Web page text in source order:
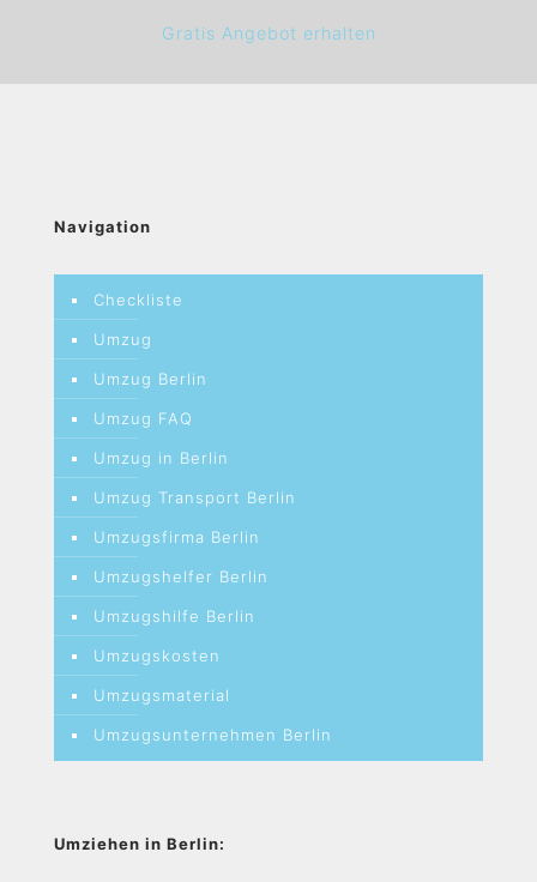
Gratis Angebot erhalten
Navigation
Checkliste
Umzug
Umzug Berlin
Umzug FAQ
Umzug in Berlin
Umzug Transport Berlin
Umzugsfirma Berlin
Umzugshelfer Berlin
Umzugshilfe Berlin
Umzugskosten
Umzugsmaterial
Umzugsunternehmen Berlin
Umziehen in Berlin: